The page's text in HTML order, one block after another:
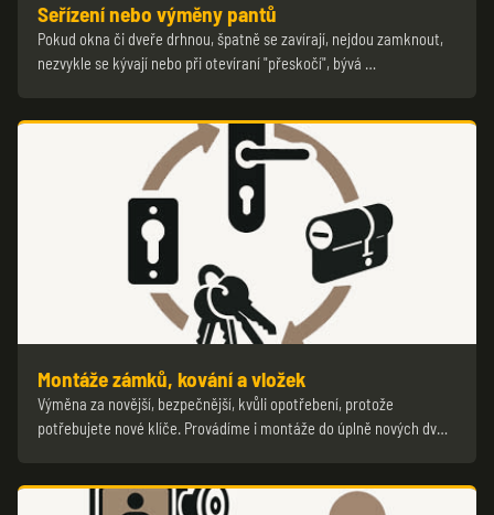
Seřízení nebo výměny pantů
Pokud okna či dveře drhnou, špatně se zavírají, nejdou zamknout,
nezvykle se kývají nebo při otevíraní "přeskočí", bývá …
Montáže zámků, kování a vložek
Výměna za novější, bezpečnější, kvůli opotřebení, protože
potřebujete nové klíče. Provádíme i montáže do úplně nových dv…